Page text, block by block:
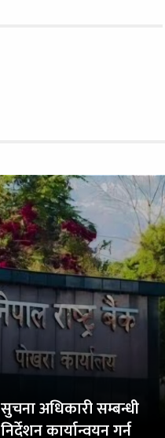
सुचना अधिकारी सम्बन्धी
निर्देशन कार्यान्वयन गर्न